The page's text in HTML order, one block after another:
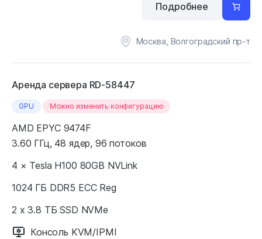
Москва, Волгоградский пр-т
Подробнее
Аренда сервера RD-58447
GPU Можно изменить конфигурацию
AMD EPYC 9474F
3.60 ГГц, 48 ядер, 96 потоков
4 × Tesla H100 80GB NVLink
1024 ГБ DDR5 ECC Reg
2 x 3.8 ТБ SSD NVMe
Консоль KVM/IPMI